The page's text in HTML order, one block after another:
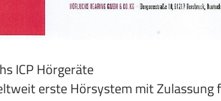
ICP Hörgeräte
erste Hörsystem mit